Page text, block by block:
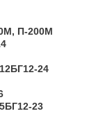
П-200М
24
23